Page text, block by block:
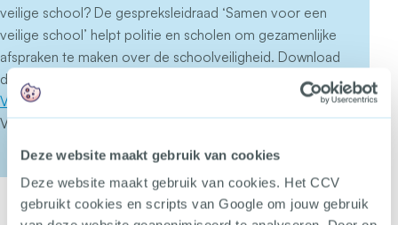
Deze website maakt gebruik van cookies
Deze website maakt gebruik van cookies. Het CCV
gebruikt cookies en scripts van Google om jouw gebruik
veilige school? De gespreksleidraad ‘Samen voor een
veilige school’ helpt politie en scholen om gezamenlijke
afspraken te maken over de schoolveiligheid. Download
de gespreksleidraad op de
themasite Wegwijzer Jeugd en
Veiligheid
van het Centrum voor Criminaliteitspreventie en
Veiligheid.